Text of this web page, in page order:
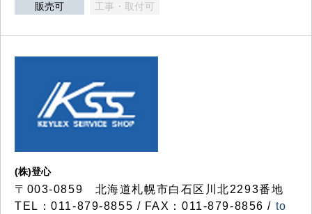
販売可 工事・取付可
(株)登心
〒003-0859 北海道札幌市白石区川北2293番地
TEL：011-879-8855 / FAX：011-879-8856 / to